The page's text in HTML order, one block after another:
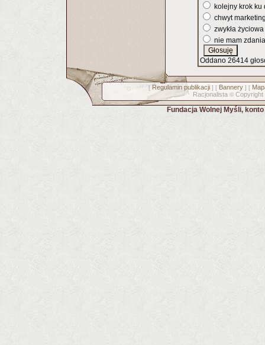
kolejny krok ku
chwyt
zwykła
nie mam zdania
Oddano 26414
[ Regulamin publikacji] [ Bannery] [
Racjonalista © Copyright
Fundacja Wolnej Myśli,